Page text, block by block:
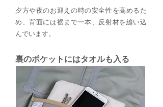
夕方や夜のお迎えの時の安全性を高めるた
め、背面には裾まで一本、反射材を縫い込
んでいます。
裏のポケットにはタオルも入る